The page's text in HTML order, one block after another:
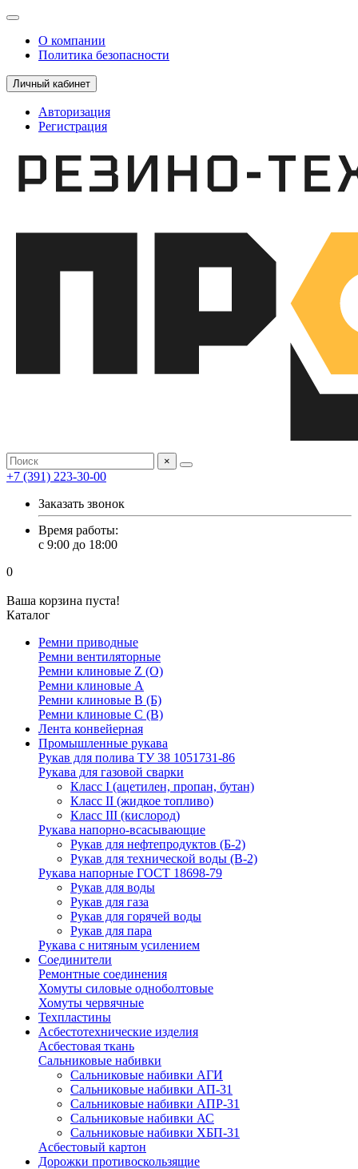
О компании
Политика безопасности
Личный кабинет
Авторизация
Регистрация
×
+7 (391) 223-30-00
Заказать звонок
Время работы:
с 9:00 до 18:00
0
Ваша корзина пуста!
Каталог
Ремни приводные
Ремни вентиляторные
Ремни клиновые Z (О)
Ремни клиновые А
Ремни клиновые В (Б)
Ремни клиновые С (В)
Лента конвейерная
Промышленные рукава
Рукав для полива ТУ 38 1051731-86
Рукава для газовой сварки
Класс I (ацетилен, пропан, бутан)
Класс II (жидкое топливо)
Класс III (кислород)
Рукава напорно-всасывающие
Рукав для нефтепродуктов (Б-2)
Рукав для технической воды (В-2)
Рукава напорные ГОСТ 18698-79
Рукав для воды
Рукав для газа
Рукав для горячей воды
Рукав для пара
Рукава с нитяным усилением
Соединители
Ремонтные соединения
Хомуты силовые одноболтовые
Хомуты червячные
Техпластины
Асбестотехнические изделия
Асбестовая ткань
Сальниковые набивки
Сальниковые набивки АГИ
Сальниковые набивки АП-31
Сальниковые набивки АПР-31
Сальниковые набивки АС
Сальниковые набивки ХБП-31
Асбестовый картон
Дорожки противоскользящие